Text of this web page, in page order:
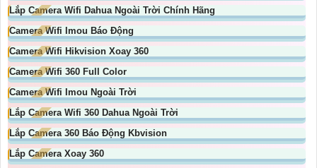
Lắp Camera Wifi Dahua Ngoài Trời Chính Hãng
Camera Wifi Imou Báo Động
Camera Wifi Hikvision Xoay 360
Camera Wifi 360 Full Color
Camera Wifi Imou Ngoài Trời
Lắp Camera Wifi 360 Dahua Ngoài Trời
Lắp Camera 360 Báo Động Kbvision
Lắp Camera Xoay 360